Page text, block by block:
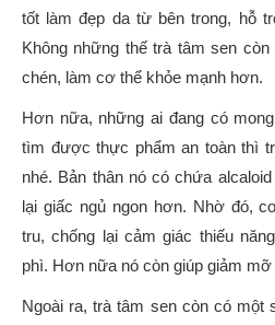
tốt làm đẹp da từ bên trong, hỗ
Không những thế trà tâm sen
chén, làm cơ thể khỏe mạnh hơn.
Hơn nữa, những ai đang có
tìm được thực phẩm an toàn thì
nhé. Bản thân nó có chứa
lại giấc ngủ ngon hơn. Nhờ đó,
tru, chống lại cảm giác thiếu
phì. Hơn nữa nó còn giúp giảm
Ngoài ra, trà tâm sen còn có một